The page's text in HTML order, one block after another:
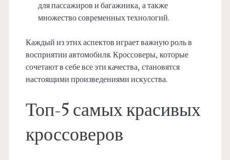
для пассажиров и багажника, а также
множество современных технологий.
Каждый из этих аспектов играет важную роль в
восприятии автомобиля. Кроссоверы, которые
сочетают в себе все эти качества, становятся
настоящими произведениями искусства.
Топ-5 самых красивых
кроссоверов